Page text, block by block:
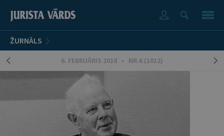
ŽURNĀLS
6. FEBRUĀRIS 2018 • NR.6 (1012)